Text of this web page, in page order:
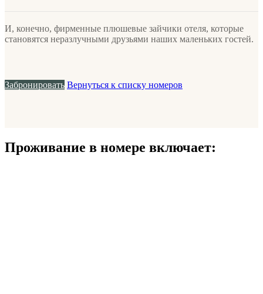
И, конечно, фирменные плюшевые зайчики отеля, которые
становятся неразлучными друзьями наших маленьких гостей.
Забронировать Вернуться к списку номеров
Проживание в номере включает: